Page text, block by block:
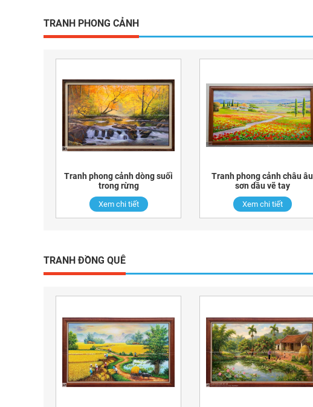
TRANH PHONG CẢNH
Tranh phong cảnh dòng suối
trong rừng
Xem chi tiết
Tranh phong cảnh châu âu
sơn dầu vẽ tay
Xem chi tiết
TRANH ĐỒNG QUÊ